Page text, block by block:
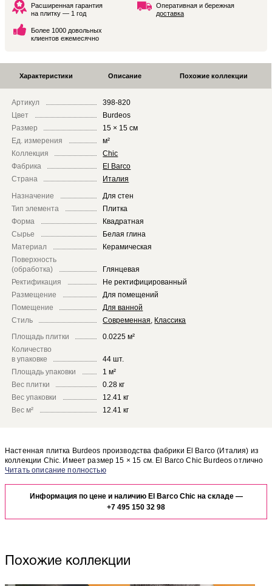
Расширенная гарантия
на плитку — 1 год
Оперативная и бережная
доставка
Более 1000 довольных
клиентов ежемесячно
Характеристики Описание Похожие коллекции
Артикул
398-820
Цвет
Burdeos
Размер
15 × 15 см
Ед. измерения
м²
Коллекция
Chic
Фабрика
El Barco
Страна
Италия
Назначение
Для стен
Тип элемента
Плитка
Форма
Квадратная
Сырье
Белая глина
Материал
Керамическая
Поверхность
(обработка)
Глянцевая
Ректификация
Не ректифицированный
Размещение
Для помещений
Помещение
Для ванной
Стиль
Современная Классика
Площадь плитки
0.0225 м²
Количество
в упаковке
44 шт.
Площадь упаковки
1 м²
Вес плитки
0.28 кг
Вес упаковки
12.41 кг
Вес м²
12.41 кг
Настенная плитка Burdeos производства фабрики El Barco (Италия) из
коллекции Chic. Имеет размер 15 × 15 см. El Barco Chic Burdeos отлично
сочетается с другими элементами коллекции Chic.
отделке Вашего помещения, закажите бесплатный дизайн-проект с
использованием элементов коллекции El Barco Chic.
Информация по цене и наличию El Barco Chic на складе —
+7 495 150 32 98
Похожие коллекции